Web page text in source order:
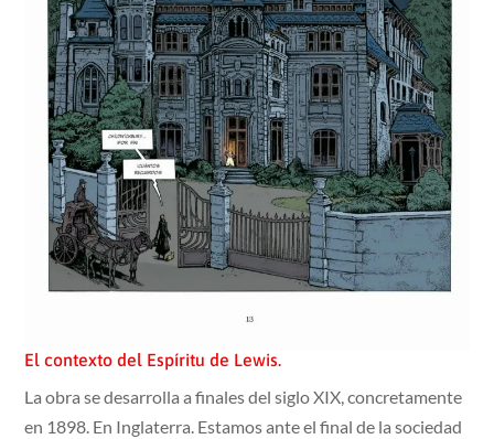
El contexto del Espíritu de Lewis.
La obra se desarrolla a finales del siglo XIX, concretamente
en 1898. En Inglaterra. Estamos ante el final de la sociedad